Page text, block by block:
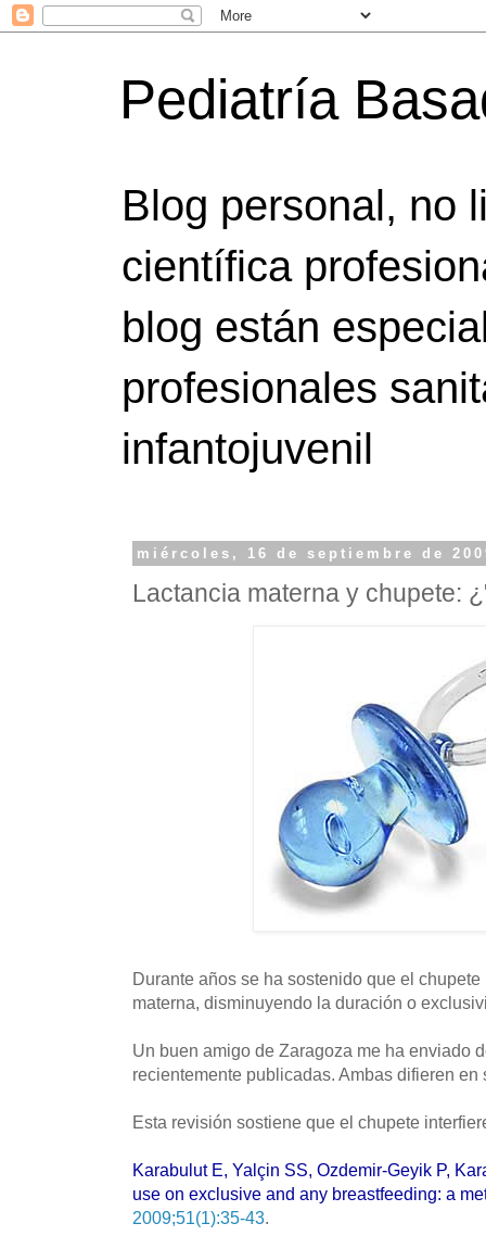
Pediatría
Blog personal, no
científica
blog están
profesionales
infantojuvenil
miércoles, 16 de septiembre de
Lactancia materna y chupete:
Durante años se ha sostenido que el
materna, disminuyendo la duración o
Un buen amigo de Zaragoza me ha enviado
recientemente publicadas. Ambas difieren en
Esta revisión sostiene que el chupete
Karabulut E, Yalçin SS, Ozdemir-Geyik P,
use on exclusive and any breastfeeding: a
2009;51(1):35-43.